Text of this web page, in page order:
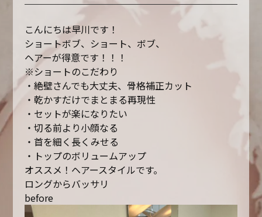
こんにちは早川です！
ショートボブ、ショート、ボブ、
ヘアーが得意です！！！
※ショートのこだわり
・絶壁さんでも大丈夫、骨格補正カット
・乾かすだけでまとまる再現性
・セットが楽になりたい
・切る前より小顔なる
・首を細く長くみせる
・トップのボリュームアップ
オススメ！ヘアースタイルです。
ロングからバッサリ
before